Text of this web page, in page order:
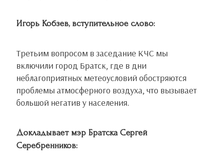
Игорь Кобзев, вступительное слово:
Третьим вопросом в заседание КЧС мы
включили город Братск, где в дни
неблагоприятных метеоусловий обостряются
проблемы атмосферного воздуха, что вызывает
большой негатив у населения.
Докладывает мэр Братска Сергей
Серебренников: